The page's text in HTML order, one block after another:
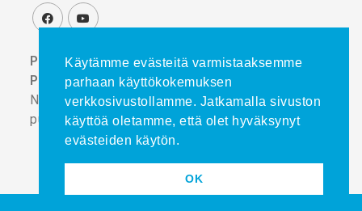
Projektikoordinaattori
Projektkoordinator
Noora Turtinen
puh./tel. 044 777 8839
Käytämme evästeitä varmistaaksemme
parhaan käyttökokemuksen
verkkosivustollamme. Jatkamalla sivuston
käyttöä oletamme, että olet hyväksynyt
evästeiden käytön.
OK